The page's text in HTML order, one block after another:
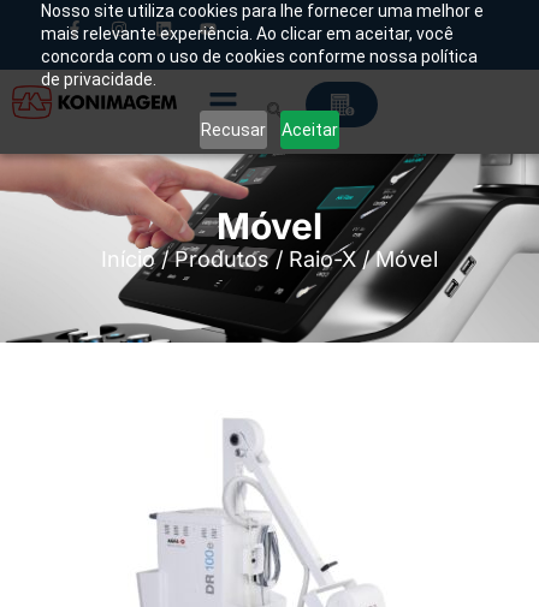
Nosso site utiliza cookies para lhe fornecer uma melhor e
mais relevante experiência. Ao clicar em aceitar, você
concorda com o uso de cookies conforme nossa política
de privacidade.
Recusar Aceitar
Móvel
Início/Produtos/ Raio-X/ Móvel